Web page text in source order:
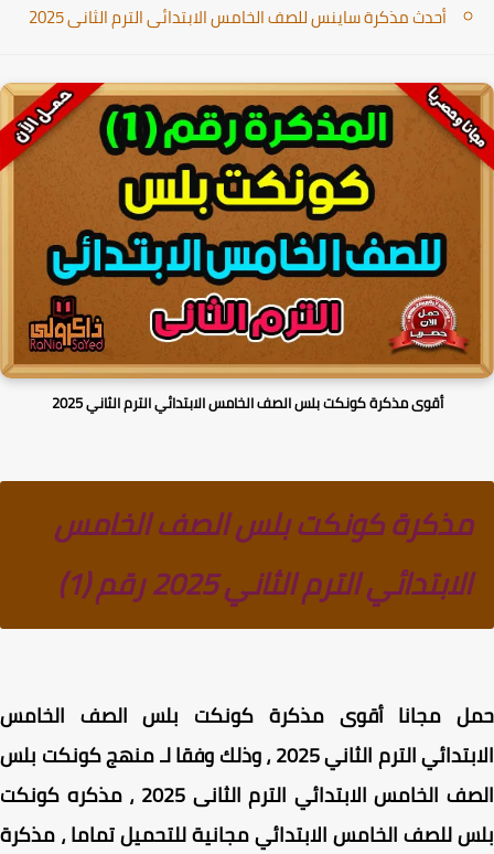
أحدث مذكرة ساينس للصف الخامس الابتدائى الترم الثانى 2025
أقوى مذكرة كونكت بلس الصف الخامس الابتدائي الترم الثاني 2025
مذكرة كونكت بلس الصف الخامس
الابتدائي الترم الثاني 2025 رقم (1)
مجاناأقوى مذكرة كونكت بلس الصف الخامس
الترم الثاني 2025 ، وذلك
وفقا لـمنهج كونكت بلس
الخامس الابتدائي الترم الثانى 2025
، مذكره كونكت
للصف الخامس الابتدائي مجانية للتحميل تماما ، مذكرة